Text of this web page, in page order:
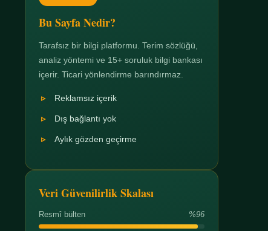
Bu Sayfa Nedir?
Tarafsız bir bilgi platformu. Terim sözlüğü,
analiz yöntemi ve 15+ soruluk bilgi bankası
içerir. Ticari yönlendirme barındırmaz.
Reklamsız içerik
Dış bağlantı yok
Aylık gözden geçirme
Veri Güvenilirlik Skalası
Resmî bülten %96